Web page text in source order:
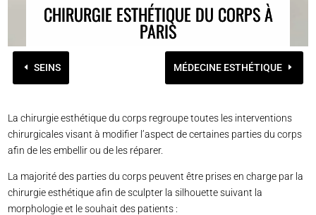
CHIRURGIE ESTHÉTIQUE DU CORPS À
PARIS
SEINS MÉDECINE ESTHÉTIQUE
La chirurgie esthétique du corps regroupe toutes les interventions
chirurgicales visant à modifier l’aspect de certaines parties du corps
afin de les embellir ou de les réparer.
La majorité des parties du corps peuvent être prises en charge par la
chirurgie esthétique afin de sculpter la silhouette suivant la
morphologie et le souhait des patients :